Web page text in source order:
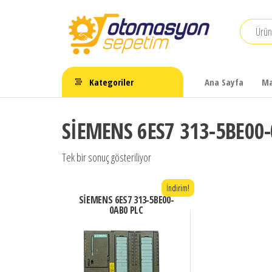
Otomasyon
Sepetim
Kategoriler Ana Sayfa
SİEMENS 6ES7 313-
Tek bir sonuç gösteriliyor
SİEMENS 6ES7 313-5BE00-
0AB0 PLC
İndirim!